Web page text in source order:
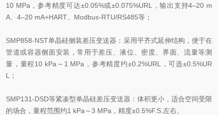
10 MPa，参考精度可达±0.05%或±0.075%URL，输出支持4–20 m
A、4–20 mA+HART、Modbus‑RTU/RS485等；
SMP858‑NST单晶硅侧装差压变送器：采用平齐式延伸结构，便于在
管道或容器侧面安装，常用于差压、液位、密度、界面、流量等测
量，量程10 kPa～1 MPa，参考精度约±0.2%URL，可选±0.5%UR
L；
SMP131‑DSD等紧凑型单晶硅差压变送器：体积更小，适合空间受限
的场合，量程范围约1 kPa～3 MPa，精度±0.5%F.S.左右。